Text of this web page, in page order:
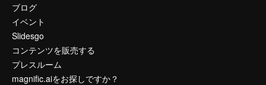
ブログ
イベント
Slidesgo
コンテンツを販売する
プレスルーム
magnific.aiをお探しですか？